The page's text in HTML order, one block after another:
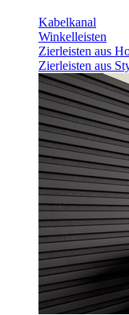
Kabelkanal
Winkelleisten
Zierleisten aus
Zierleisten aus